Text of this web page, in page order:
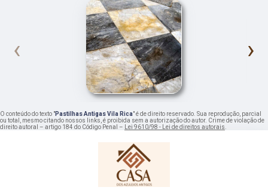
‹ ›
O conteúdo do texto "Pastilhas Antigas Vila Rica" é de direito reservado. Sua reprodução, parcial
ou total, mesmo citando nossos links, é proibida sem a autorização do autor. Crime de violação de
direito autoral – artigo 184 do Código Penal –
Lei 9610/98 - Lei de direitos autorais